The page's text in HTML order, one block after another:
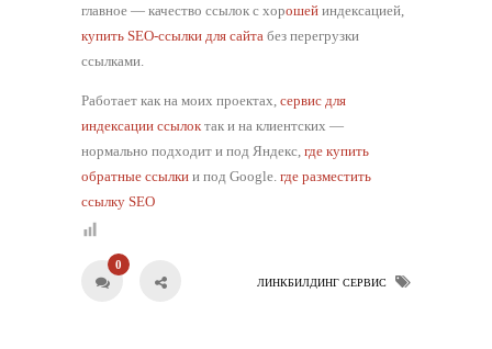
главное — качество ссылок с хорошей индексацией,
купить SEO-ссылки для сайта без перегрузки
ссылками.
Работает как на моих проектах, сервис для
индексации ссылок так и на клиентских —
нормально подходит и под Яндекс, где купить
обратные ссылки и под Google. где разместить
ссылку SEO
ЛИНКБИЛДИНГ СЕРВИС
0